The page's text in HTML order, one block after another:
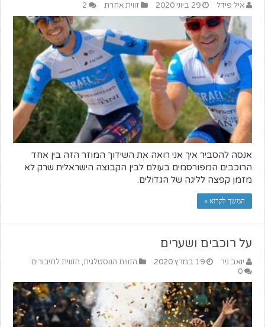
איל פידל 29 ביוני 2020 זווית אחרת 2
אנסה להסביר איך אני רואה את השידוך המוזר הזה בין אחד
הרוכבים המפורסמים בעולם לבין הקבוצה הישראלית שרק לא
מזמן קפצה לליגה של הגדולים.
המשך לקרוא »
על רוכבים ושערים
יואב ניר 19 במרץ 2020 הזווית הנוסטלגית, הזווית לחיבורים
0